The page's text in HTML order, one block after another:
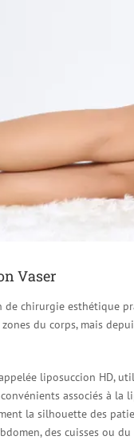
Vaser
chirurgie esthétique
du corps, mais
liposuccion HD,
associés à
la silhouette des
des cuisses ou